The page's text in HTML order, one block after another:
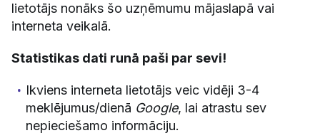
lietotājs nonāks šo uzņēmumu mājaslapā vai
interneta veikalā.
Statistikas dati runā paši par sevi!
Ikviens interneta lietotājs veic vidēji 3-4
meklējumus/dienā Google, lai atrastu sev
nepieciešamo informāciju.